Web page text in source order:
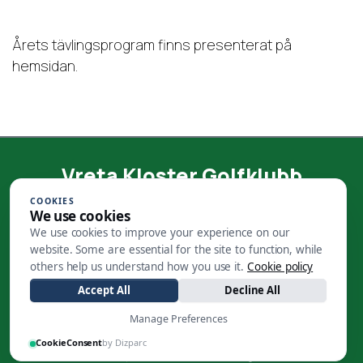
Årets tävlingsprogram finns presenterat på
hemsidan.
Vreta Kloster Golfklubb
Välkommen till en golfklubb med ett anrikt
klubbhus som ursprungligen är byggt som
sädesmagasin. Vi finns drygt en mil norr om
Linköping i utkanten av Ljungsbro. Vi
erbjuder 27 underbara golfhål, en 6-håls
korthålsbana samt putt/chippningsgreen. De
första 18 hålen öppnades 1990 och är par 72.
Banan är en spännande utmaning för både
COOKIES
We use cookies
We use cookies to improve your experience on our
website. Some are essential for the site to function, while
others help us understand how you use it. Cookie policy
Accept All
Decline All
Manage Preferences
CookieConsentby Dizparc